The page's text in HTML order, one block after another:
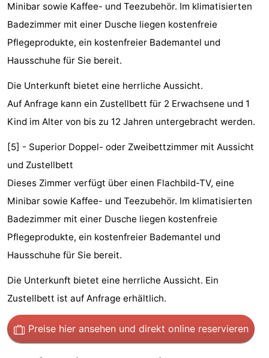
und
trinken
Einkäufen
-
Märkte
-
Warenhäuser
Veranstaltungen
Spezial
Kanale
Coffeeshops
Homohauptstadt
Rotlichtviertel
Geschichte
Stadt
Diamante
im
Gärten
Minibar sowie Kaffee- und Teezubehör. Im klimatisierten
Badezimmer mit einer Dusche liegen kostenfreie
Pflegeprodukte, ein kostenfreier Bademantel und
Hausschuhe für Sie bereit.
Die Unterkunft bietet eine herrliche Aussicht.
Auf Anfrage kann ein Zustellbett für 2 Erwachsene und 1
Kind im Alter von bis zu 12 Jahren untergebracht werden.
[5] - Superior Doppel- oder Zweibettzimmer mit Aussicht
und Zustellbett
Dieses Zimmer verfügt über einen Flachbild-TV, eine
Minibar sowie Kaffee- und Teezubehör. Im klimatisierten
Badezimmer mit einer Dusche liegen kostenfreie
Pflegeprodukte, ein kostenfreier Bademantel und
Hausschuhe für Sie bereit.
Die Unterkunft bietet eine herrliche Aussicht. Ein
Zustellbett ist auf Anfrage erhältlich.
Preise hier ansehen und direkt online reservieren